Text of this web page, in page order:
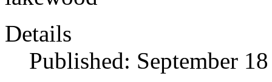
Details
Published: September